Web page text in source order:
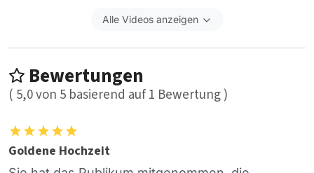
Alle Videos anzeigen
Bewertungen
( 5,0von 5 basierend auf1 Bewertung )
Goldene Hochzeit